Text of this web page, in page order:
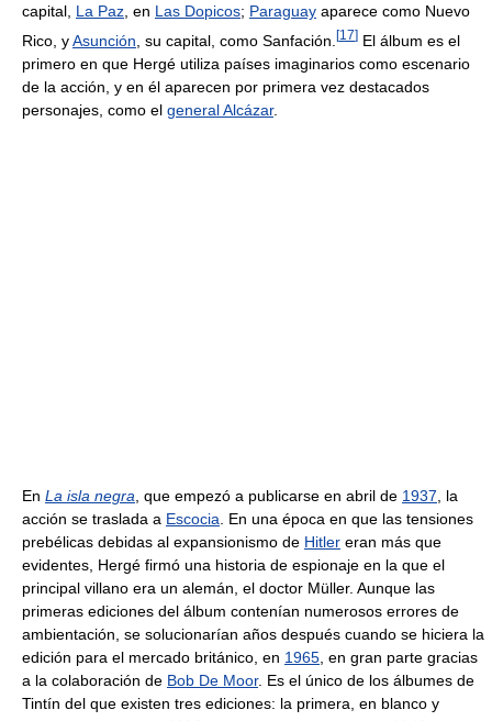
capital, La Paz , en Las Dopicos; Paraguay aparece como Nuevo
Rico, yAsunción , su capital, como Sanfación. [17] El álbum es el
primero en que Hergé utiliza países imaginarios como escenario
de la acción, y en él aparecen por primera vez destacados
personajes, como el general Alcázar.
En La isla negra , que empezó a publicarse en abril de 1937 , la
acción se traslada a Escocia . En una época en que las tensiones
prebélicas debidas al expansionismo de Hitler eran más que
evidentes, Hergé firmó una historia de espionaje en la que el
principal villano era un alemán, el doctor Müller. Aunque las
primeras ediciones del álbum contenían numerosos errores de
ambientación, se solucionarían años después cuando se hiciera la
edición para el mercado británico, en 1965 , en gran parte gracias
a la colaboración de Bob De Moor. Es el único de los álbumes de
Tintín del que existen tres ediciones: la primera, en blanco y